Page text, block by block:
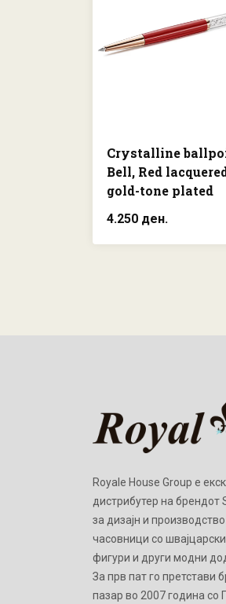
Crystalline
Bell, Red
gold-tone plated
4.250 ден.
Royale House Group е
дистрибутер на брендот
за дизајн и
часовници со
фигури и други модни
Зa прв пат го претстави
пазар во 2007 година со